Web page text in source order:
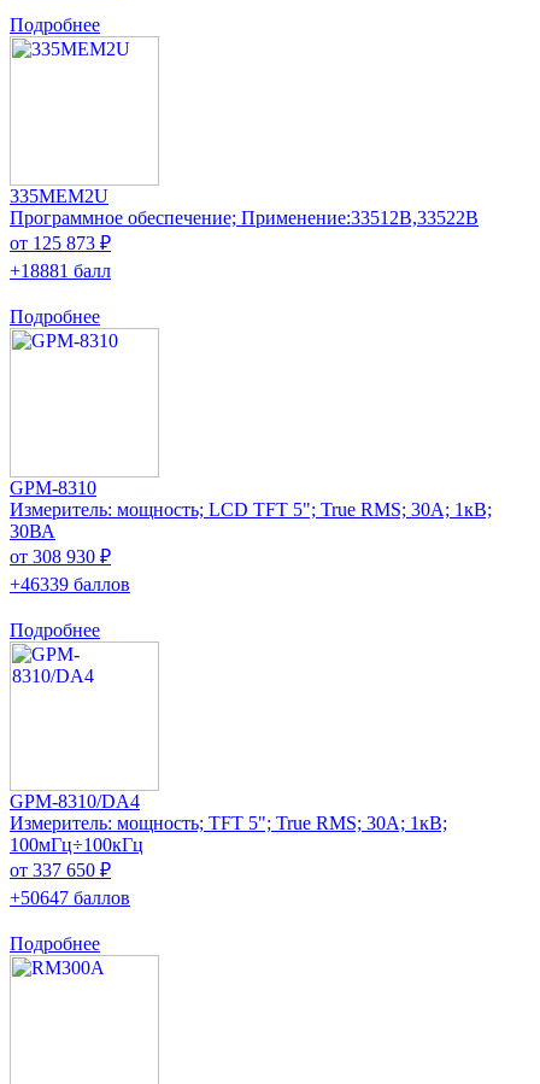
Подробнее
335MEM2U
Программное обеспечение; Применение:33512B,33522B
от 125 873 ₽
+18881 балл
Подробнее
GPM-8310
Измеритель: мощность; LCD TFT 5"; True RMS; 30А; 1кВ;
30ВА
от 308 930 ₽
+46339 баллов
Подробнее
GPM-8310/DA4
Измеритель: мощность; TFT 5"; True RMS; 30А; 1кВ;
100мГц÷100кГц
от 337 650 ₽
+50647 баллов
Подробнее